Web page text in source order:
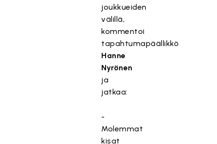
joukkueiden
välillä,
kommentoi
tapahtumapäällikkö
Hanne
Nyrönen
ja
jatkaa:
-
Molemmat
kisat